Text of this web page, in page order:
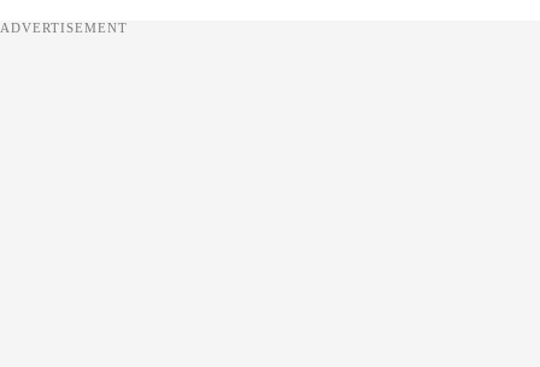
ADVERTISEMENT